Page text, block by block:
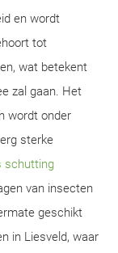
en wordt
tot
wat betekent
zal gaan. Het
wordt onder
sterke
schutting
van insecten
geschikt
in Liesveld, waar